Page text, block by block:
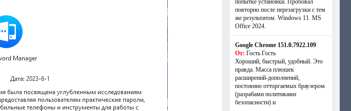
попытке установки. Пробовал
повторно после перезагрузки с тем
же результатом. Windows 11. MS
Offiсe 2024.
Google Chrome 151.0.7922.109
От: Гость Гость
Хороший, быстрый, удобный. Это
правда. Масса плюшек
расширений-дополнений,
постоянно отторгаемых браузером
(разрабами политиками
безопасности) и